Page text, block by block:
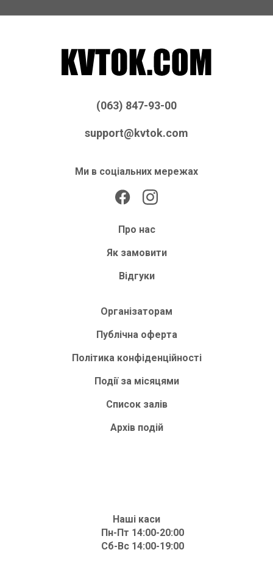
(063) 847-93-00
support@kvtok.com
Ми в соціальних мережах
Про нас
Як замовити
Відгуки
Організаторам
Публічна оферта
Політика конфіденційності
Події за місяцями
Список залів
Архів подій
Наші каси
Пн-Пт 14:00-20:00
Сб-Вс 14:00-19:00